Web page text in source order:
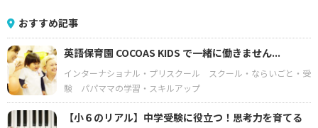
おすすめ記事
英語保育園 COCOAS KIDS で一緒に働きません...
インターナショナル・プリスクール
スクール・ならいごと・受
験
パパママの学習・スキルアップ
【小６のリアル】中学受験に役立つ！思考力を育てる